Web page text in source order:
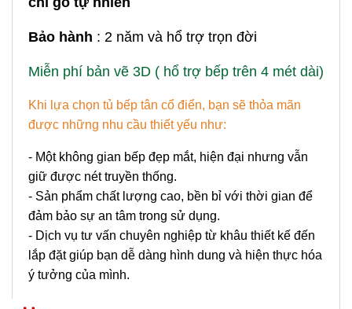
Bảo hành : 2 năm và hổ trợ trọn đời
Miễn phí bản vẽ 3D ( hổ trợ bếp trên 4 mét dài)
Khi lựa chọn tủ bếp tân cổ điển, bạn sẽ thỏa mãn
được những nhu cầu thiết yếu như:
- Một không gian bếp đẹp mắt, hiện đại nhưng vẫn
giữ được nét truyền thống.
- Sản phẩm chất lượng cao, bền bỉ với thời gian để
đảm bảo sự an tâm trong sử dụng.
- Dịch vụ tư vấn chuyên nghiệp từ khâu thiết kế đến
lắp đặt giúp bạn dễ dàng hình dung và hiện thực hóa
ý tưởng của mình.